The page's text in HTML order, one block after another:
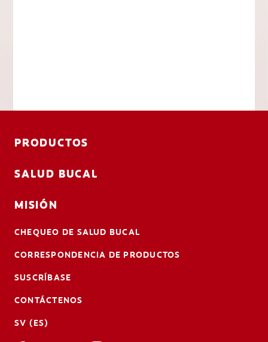
PRODUCTOS
SALUD BUCAL
MISIÓN
CHEQUEO DE SALUD BUCAL
CORRESPONDENCIA DE PRODUCTOS
SUSCRÍBASE
CONTÁCTENOS
SV (ES)